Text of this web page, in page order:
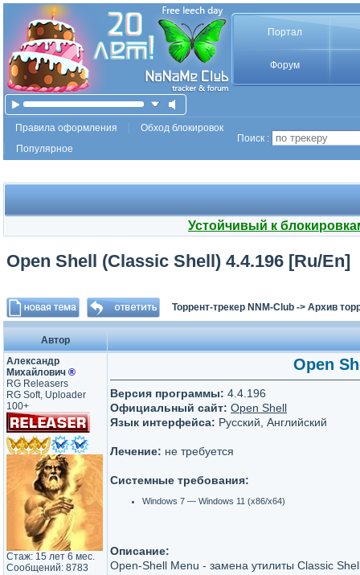
Портал
Форум
Правила оформления
Обход блокировок
Популярное
Поиск :
Устойчивый к
Open Shell (Classic Shell) 4.4.196 [Ru/En]
Торрент-трекер NNM-Club -> Архив
Автор
Александр
Михайлович ®
RG Releasers
RG Soft, Uploader
100+
Стаж: 15 лет 6 мес.
Сообщений: 8783
Open
Версия программы: 4.4.196
Официальный сайт: Open Shell
Язык интерфейса: Русский, Английский
Лечение: не требуется
Системные требования:
Windows 7 — Windows 11 (x86/x64)
Описание:
Open-Shell Menu - замена утилиты Classic